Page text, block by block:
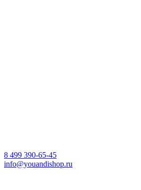
8 499 390-65-45
info@youandishop.ru